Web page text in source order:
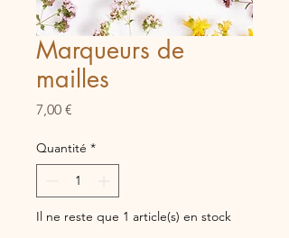
Marqueurs de
mailles
7,00 €
Quantité *
Il ne reste que 1 article(s) en stock